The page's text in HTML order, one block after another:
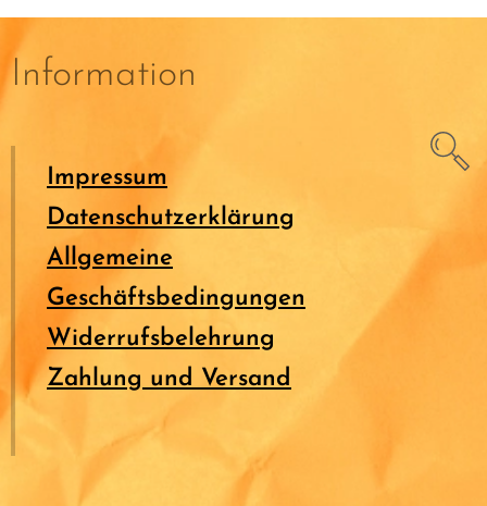
Information
Impressum
Datenschutzerklärung
Allgemeine
Geschäftsbedingungen
Widerrufsbelehrung
Zahlung und Versand